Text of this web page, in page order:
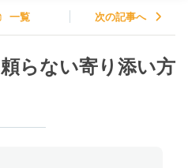
一覧 次の記事へ
らない寄り添い方